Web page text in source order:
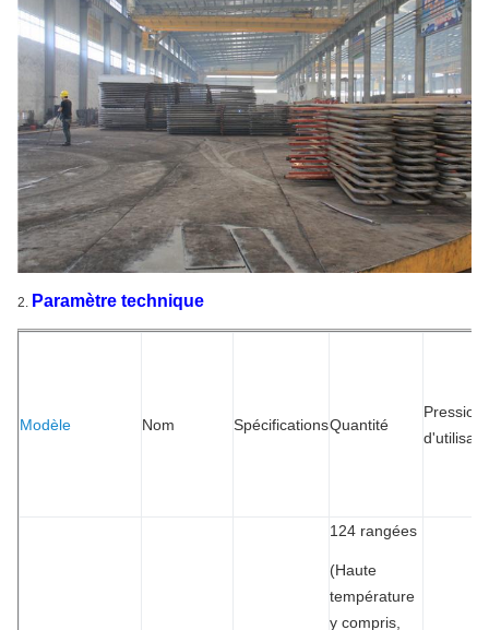
2. Paramètre technique
Modèle Nom SpécificationsQuantité
Pression
124 rangées
(Haute
température
y compris,